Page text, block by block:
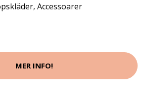
, Accessoarer
MER INFO!